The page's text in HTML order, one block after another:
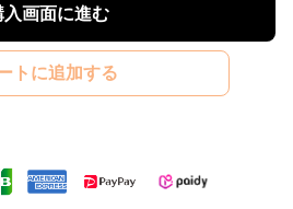
入画面に進む
トに追加する